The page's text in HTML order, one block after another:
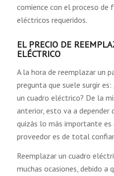
comience con el proceso de
eléctricos requeridos.
EL PRECIO DE
ELÉCTRICO
A la hora de reemplazar un
pregunta que suele surgir
un cuadro eléctrico? De la
anterior, esto va a depender
quizás lo más importante es
proveedor es de total
Reemplazar un cuadro
muchas ocasiones, debido a